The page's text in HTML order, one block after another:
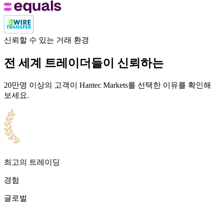
신뢰할 수 있는 거래 환경
전 세계 트레이더들이 신뢰하는
20만명 이상의 고객이 Hantec Markets를 선택한 이유를 확인해
보세요.
최고의 트레이딩
경험
글로벌